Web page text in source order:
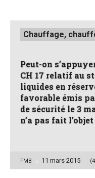
Posted
inChauffage,
Peut-on
CH 17 relatif au
liquides en
favorable émis
de sécurité le 3
n’a pas fait
Posted
FMB 11 mars 2015